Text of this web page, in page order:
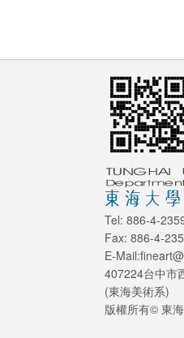
Tel: 886-4-
Fax: 886-4-
E-
407224台中市
(東海美術系)
版權所有© 東